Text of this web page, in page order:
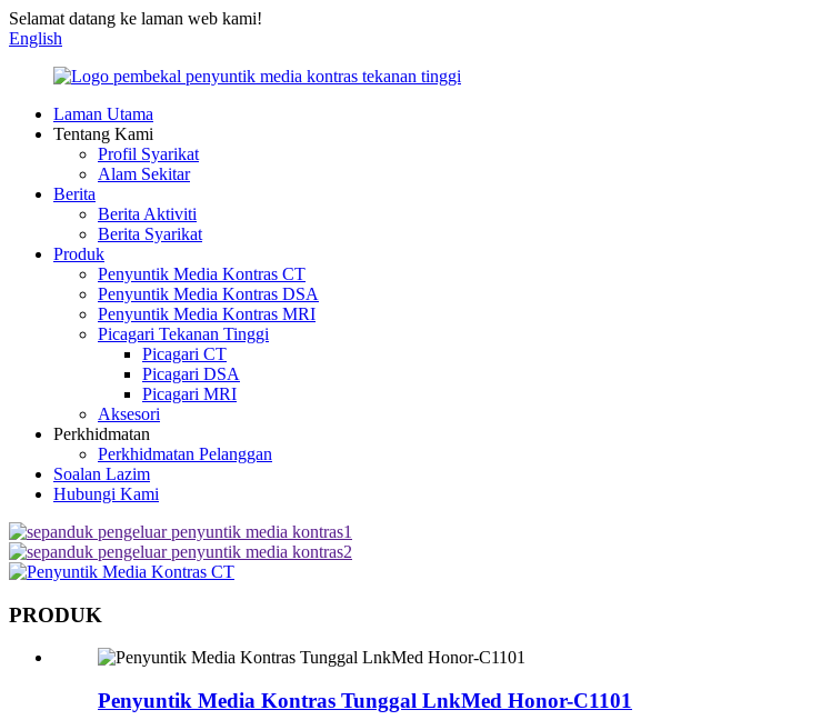
Selamat datang ke laman web kami!
English
Laman Utama
Tentang Kami
Profil Syarikat
Alam Sekitar
Berita
Berita Aktiviti
Berita Syarikat
Produk
Penyuntik Media Kontras CT
Penyuntik Media Kontras DSA
Penyuntik Media Kontras MRI
Picagari Tekanan Tinggi
Picagari CT
Picagari DSA
Picagari MRI
Aksesori
Perkhidmatan
Perkhidmatan Pelanggan
Soalan Lazim
Hubungi Kami
PRODUK
Penyuntik Media Kontras Tunggal LnkMed Honor-C1101